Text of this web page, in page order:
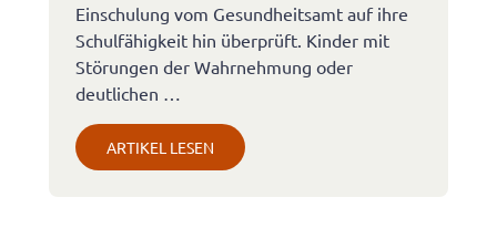
Einschulung vom Gesundheitsamt auf ihre
Schulfähigkeit hin überprüft. Kinder mit
Störungen der Wahrnehmung oder
deutlichen …
ARTIKEL LESEN